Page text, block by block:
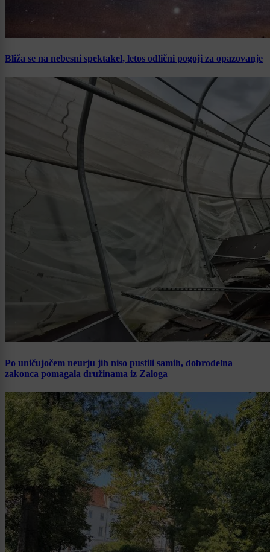
Bliža se na nebesni spektakel, letos odlični pogoji za opazovanje
Po uničujočem neurju jih niso pustili samih, dobrodelna
zakonca pomagala družinama iz Zaloga